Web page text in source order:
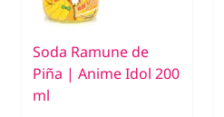
Soda Ramune de
Piña | Anime Idol 200
ml